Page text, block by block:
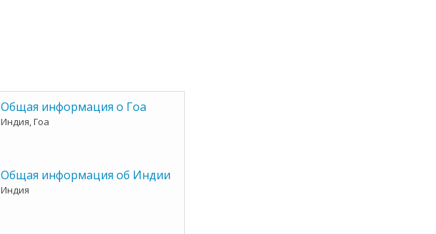
Общая информация о Гоа
Индия, Гоа
Общая информация об Индии
Индия